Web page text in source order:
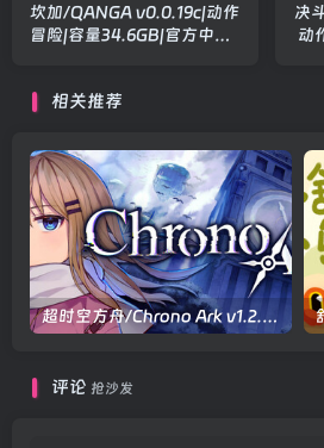
坎加/QANGA v0.0.19c|动作
冒险|容量34.6GB|官方中文
决
动
相关推荐
超时空方舟/Chrono Ark v1.2.3|角色扮演|容量9.7GB|官方中文版
评论 抢沙发